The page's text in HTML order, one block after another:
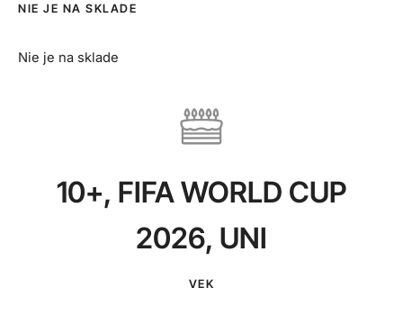
NIE JE NA SKLADE
Nie je na sklade
10+, FIFA WORLD CUP
2026, UNI
VEK